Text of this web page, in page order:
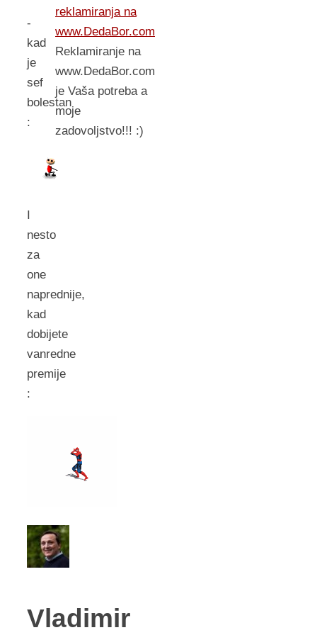
-
kad
je
sef
bolestan
:
I
nesto
za
one
naprednije,
kad
dobijete
vanredne
premije
:
Vladimir
reklamiranja na
www.DedaBor.com
Reklamiranje na
www.DedaBor.com
je Vaša potreba a
moje
zadovoljstvo!!! :)